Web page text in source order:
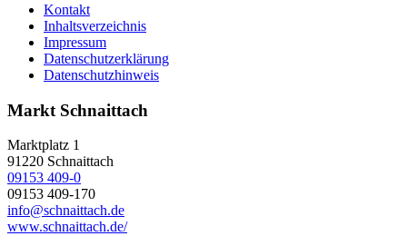
Kontakt
Inhaltsverzeichnis
Impressum
Datenschutzerklärung
Datenschutzhinweis
Markt Schnaittach
Marktplatz 1
91220 Schnaittach
09153 409-0
09153 409-170
info@schnaittach.de
www.schnaittach.de/